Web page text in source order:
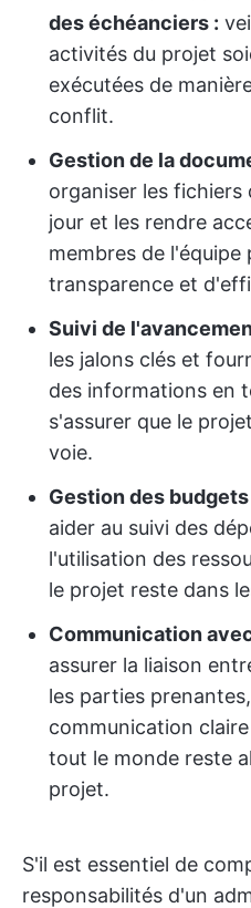
des échéanciers :
activités du projet
exécutées de
conflit.
Gestion de la
organiser les
jour et les rendre
membres de l'équipe
transparence et
Suivi de
les jalons clés et
des informations en
s'assurer que le
voie.
Gestion des
aider au suivi des
l'utilisation des
le projet reste dans
Communication
assurer la liaison
les parties
communication
tout le monde reste
projet.
S'il est essentiel de
responsabilités d'un